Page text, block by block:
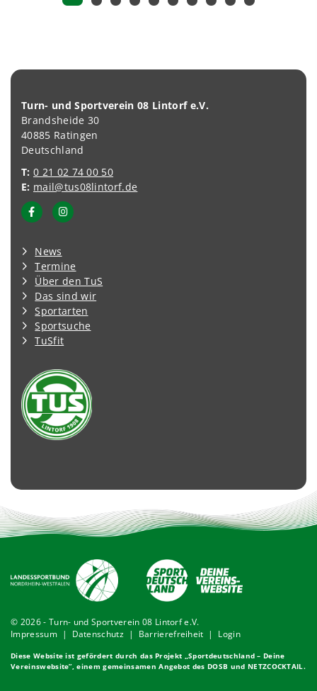
Turn- und Sportverein 08 Lintorf e.V.
Brandsheide 30
40885 Ratingen
Deutschland
T: 0 21 02 74 00 50
E: mail@tus08lintorf.de
News
Termine
Über den TuS
Das sind wir
Sportarten
Sportsuche
TuSfit
© 2026 - Turn- und Sportverein 08 Lintorf e.V.
Impressum| Datenschutz | Barrierefreiheit | Login
Diese Website ist gefördert durch das Projekt „Sportdeutschland – Deine
Vereinswebsite”, einem gemeinsamen Angebot des DOSB und NETZCOCKTAIL.